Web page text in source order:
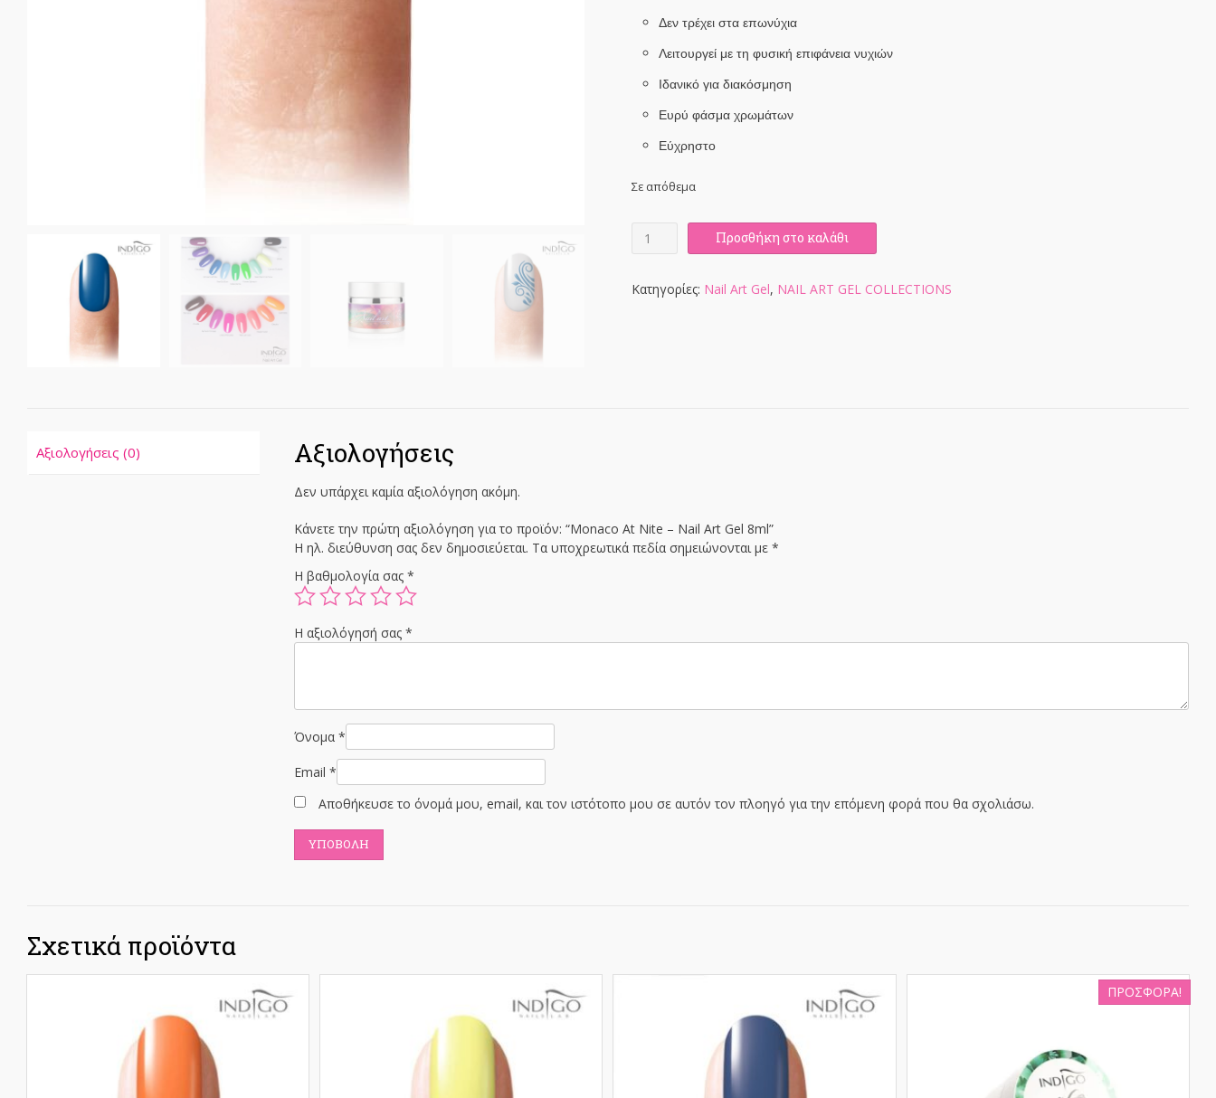
Δεν τρέχει στα επωνύχια
Λειτουργεί με τη φυσική επιφάνεια νυχιών
Ιδανικό για διακόσμηση
Ευρύ φάσμα χρωμάτων
Εύχρηστο
Σε απόθεμα
Monaco
-
Προσθήκη στο καλάθι
Κατηγορίες: Nail Art Gel, NAIL ART GEL COLLECTIONS
Αξιολογήσεις (0) Αξιολογήσεις
Δεν υπάρχει καμία αξιολόγηση ακόμη.
Κάνετε την πρώτη αξιολόγηση για το προϊόν: “Monaco At Nite – Nail Art Gel 8ml”
Η ηλ. διεύθυνση σας δεν δημοσιεύεται. Τα υποχρεωτικά πεδία σημειώνονται με*
Η βαθμολογία σας*
Η αξιολόγησή σας*
Όνομα*
Email*
Αποθήκευσε το όνομά μου, email, και τον ιστότοπο μου σε αυτόν τον πλοηγό για την επόμενη φορά που θα σχολιάσω.
Σχετικά προϊόντα
ΠΡΟΣΦΟΡΆ!